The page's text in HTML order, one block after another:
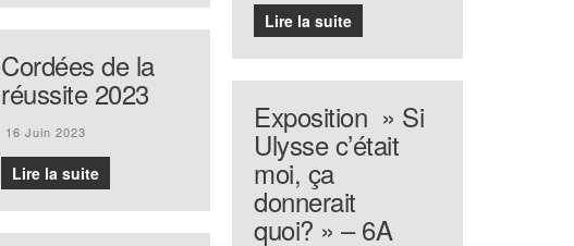
Lire la suite
Cordées de la
réussite 2023
16 Juin 2023
Lire la suite
Exposition » Si
Ulysse c’était
moi, ça
donnerait
quoi? » – 6A